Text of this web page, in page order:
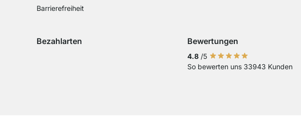
Barrierefreiheit
Bezahlarten
Zahlung mit Sofort Kasse
Bewertungen
4.8 /5
So bewerten uns 33943 Kunden